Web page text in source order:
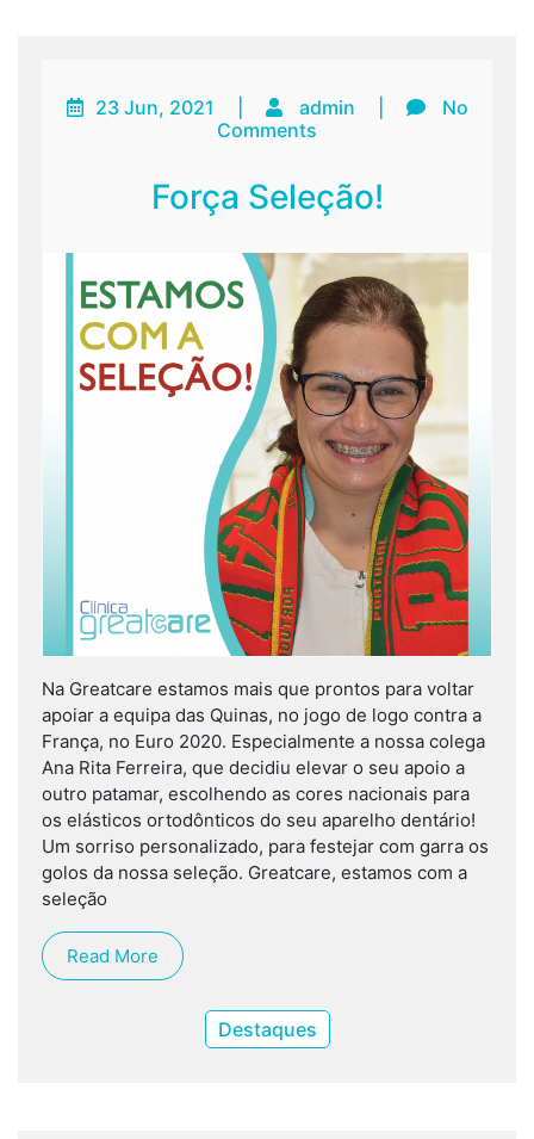
23 Jun, 2021 admin
No
Comments
Força Seleção!
Na Greatcare estamos mais que prontos para voltar
apoiar a equipa das Quinas, no jogo de logo contra a
França, no Euro 2020. Especialmente a nossa colega
Ana Rita Ferreira, que decidiu elevar o seu apoio a
outro patamar, escolhendo as cores nacionais para
os elásticos ortodônticos do seu aparelho dentário!
Um sorriso personalizado, para festejar com garra os
golos da nossa seleção. Greatcare, estamos com a
seleção
Read More
Destaques